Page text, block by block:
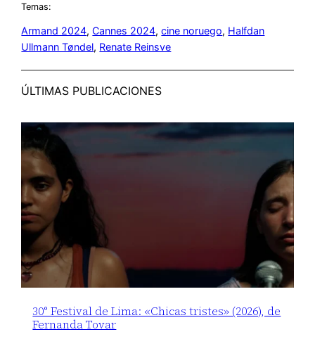
Temas:
Armand 2024, Cannes 2024, cine noruego, Halfdan
Ullmann Tøndel, Renate Reinsve
ÚLTIMAS PUBLICACIONES
30° Festival de Lima: «Chicas tristes» (2026), de
Fernanda Tovar